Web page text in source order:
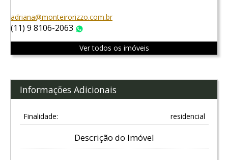
adriana@monteirorizzo.com.br
(11) 9 8106-2063
Ver todos os imóveis
Informações Adicionais
Finalidade: residencial
Descrição do Imóvel